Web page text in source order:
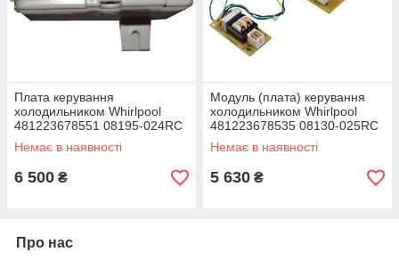
Плата керування
холодильником Whirlpool
481223678551 08195-024RC
Немає в наявності
6 500 ₴
Модуль (плата) керування
холодильником Whirlpool
481223678535 08130-025RC
Немає в наявності
5 630 ₴
Про нас